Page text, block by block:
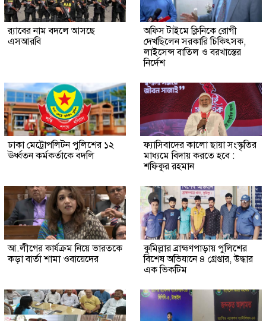
র‍্যাবের নাম বদলে আসছে
এসআরবি
অফিস টাইমে ক্লিনিকে রোগী
দেখছিলেন সরকারি চিকিৎসক,
লাইসেন্স বাতিল ও বরখাস্তের
নির্দেশ
ঢাকা মেট্রোপলিটন পুলিশের ১২
ঊর্ধ্বতন কর্মকর্তাকে বদলি
ফ্যাসিবাদের কালো ছায়া সংস্কৃতির
মাধ্যমে বিদায় করতে হবে :
শফিকুর রহমান
আ.লীগের কার্যক্রম নিয়ে ভারতকে
কড়া বার্তা শামা ওবায়েদের
কুমিল্লার ব্রাহ্মণপাড়ায় পুলিশের
বিশেষ অভিযানে ৪ গ্রেপ্তার, উদ্ধার
এক ভিকটিম